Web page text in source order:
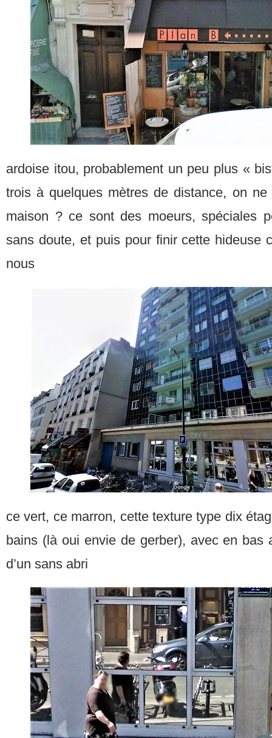
ardoise itou, probablement un peu plus «
trois à quelques mètres de distance, on
maison ? ce sont des moeurs, spéciales
sans doute, et puis pour finir cette hideuse
nous
ce vert, ce marron, cette texture type dix
bains (là oui envie de gerber), avec en bas
d’un sans abri